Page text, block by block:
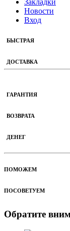
Закладки
Новости
Вход
БЫСТРАЯ
ДОСТАВКА
ГАРАНТИЯ
ВОЗВРАТА
ДЕНЕГ
ПОМОЖЕМ
ПОСОВЕТУЕМ
Обратите